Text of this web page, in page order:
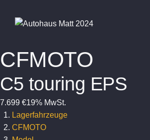
Inhalt
CFMOTO
C5 touring EPS
7.699 €19% MwSt.
Lagerfahrzeuge
CFMOTO